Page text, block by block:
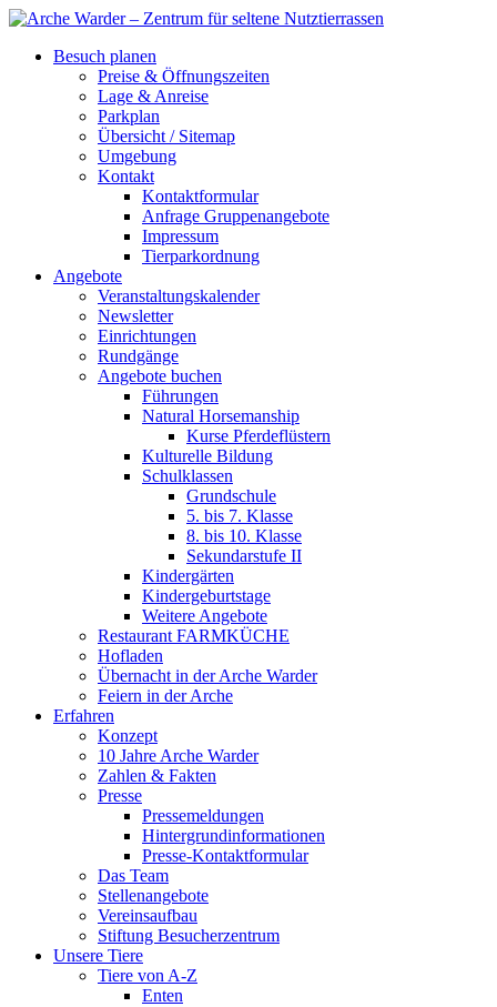
Besuch planen
Preise & Öffnungszeiten
Lage & Anreise
Parkplan
Übersicht / Sitemap
Umgebung
Kontakt
Kontaktformular
Anfrage Gruppenangebote
Impressum
Tierparkordnung
Angebote
Veranstaltungskalender
Newsletter
Einrichtungen
Rundgänge
Angebote buchen
Führungen
Natural Horsemanship
Kurse Pferdeflüstern
Kulturelle Bildung
Schulklassen
Grundschule
5. bis 7. Klasse
8. bis 10. Klasse
Sekundarstufe II
Kindergärten
Kindergeburtstage
Weitere Angebote
Restaurant FARMKÜCHE
Hofladen
Übernacht in der Arche Warder
Feiern in der Arche
Erfahren
Konzept
10 Jahre Arche Warder
Zahlen & Fakten
Presse
Pressemeldungen
Hintergrundinformationen
Presse-Kontaktformular
Das Team
Stellenangebote
Vereinsaufbau
Stiftung Besucherzentrum
Unsere Tiere
Tiere von A-Z
Enten